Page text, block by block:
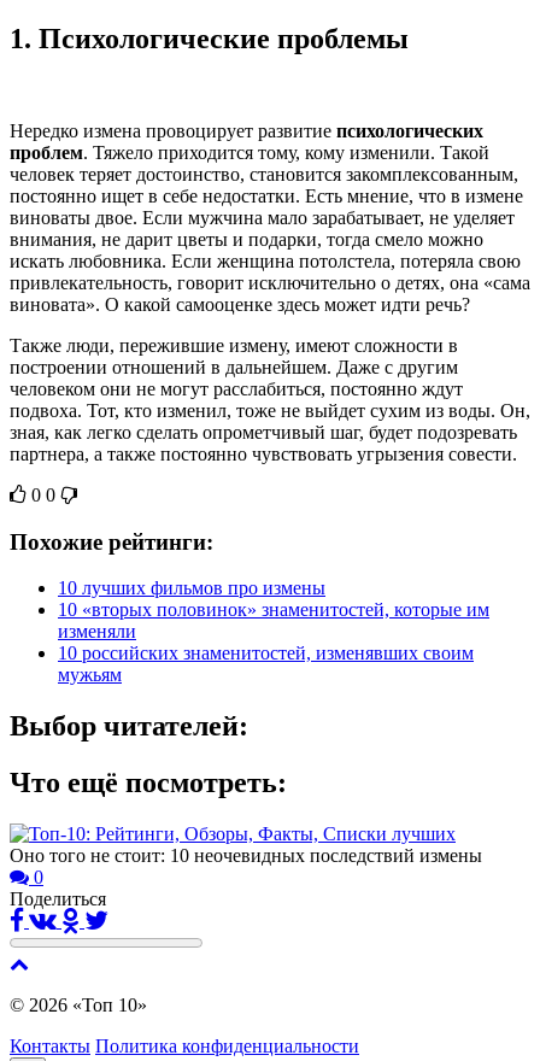
1. Психологические проблемы
Нередко измена провоцирует развитие психологических
проблем. Тяжело приходится тому, кому изменили. Такой
человек теряет достоинство, становится закомплексованным,
постоянно ищет в себе недостатки. Есть мнение, что в измене
виноваты двое. Если мужчина мало зарабатывает, не уделяет
внимания, не дарит цветы и подарки, тогда смело можно
искать любовника. Если женщина потолстела, потеряла свою
привлекательность, говорит исключительно о детях, она «сама
виновата». О какой самооценке здесь может идти речь?
Также люди, пережившие измену, имеют сложности в
построении отношений в дальнейшем. Даже с другим
человеком они не могут расслабиться, постоянно ждут
подвоха. Тот, кто изменил, тоже не выйдет сухим из воды. Он,
зная, как легко сделать опрометчивый шаг, будет подозревать
партнера, а также постоянно чувствовать угрызения совести.
0 0
Похожие рейтинги:
10 лучших фильмов про измены
10 «вторых половинок» знаменитостей, которые им
изменяли
10 российских знаменитостей, изменявших своим
мужьям
Выбор читателей:
Что ещё посмотреть:
Оно того не стоит: 10 неочевидных последствий измены
0
Поделиться
© 2026 «Топ 10»
Контакты Политика конфиденциальности